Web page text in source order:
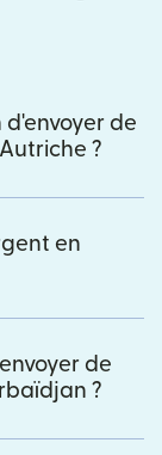
d'envoyer de
?
en
de
?